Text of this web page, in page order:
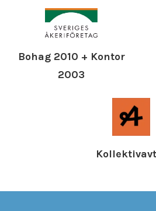
Bohag 2010 + Kontor
2003